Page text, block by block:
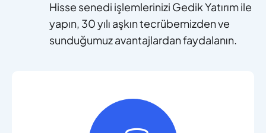
Hisse senedi işlemlerinizi Gedik Yatırım ile
yapın, 30 yılı aşkın tecrübemizden ve
sunduğumuz avantajlardan faydalanın.